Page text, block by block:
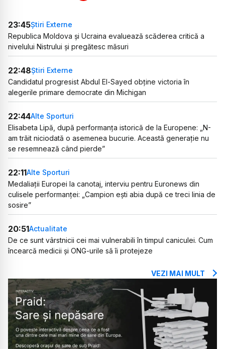
23:45Știri Externe
Republica Moldova și Ucraina evaluează scăderea critică a
nivelului Nistrului și pregătesc măsuri
22:48Știri Externe
Candidatul progresist Abdul El-Sayed obține victoria în
alegerile primare democrate din Michigan
22:44Alte Sporturi
Elisabeta Lipă, după performanța istorică de la Europene: „N-
am trăit niciodată o asemenea bucurie. Această generație nu
se resemnează când pierde”
22:11Alte Sporturi
Medaliații Europei la canotaj, interviu pentru Euronews din
culisele performanței: „Campion ești abia după ce treci linia de
sosire”
20:51Actualitate
De ce sunt vârstnicii cei mai vulnerabili în timpul caniculei. Cum
încearcă medicii și ONG-urile să îi protejeze
VEZI MAI MULT